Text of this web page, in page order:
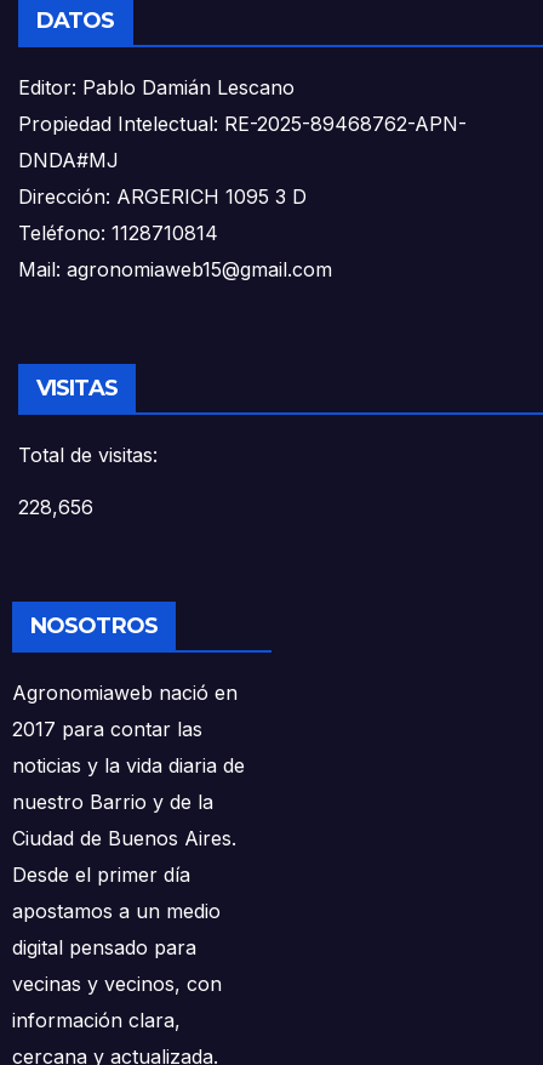
DATOS
Editor: Pablo Damián Lescano
Propiedad Intelectual: RE-2025-89468762-APN-
DNDA#MJ
Dirección: ARGERICH 1095 3 D
Teléfono: 1128710814
Mail: agronomiaweb15@gmail.com
VISITAS
Total de visitas:
228,656
NOSOTROS
Agronomiaweb nació en
2017 para contar las
noticias y la vida diaria de
nuestro Barrio y de la
Ciudad de Buenos Aires.
Desde el primer día
apostamos a un medio
digital pensado para
vecinas y vecinos, con
información clara,
cercana y actualizada.